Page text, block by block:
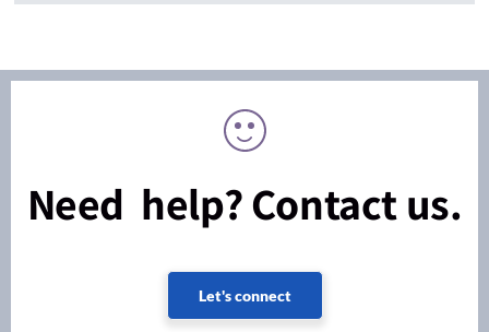
Need help? Contact us.
Let's connect